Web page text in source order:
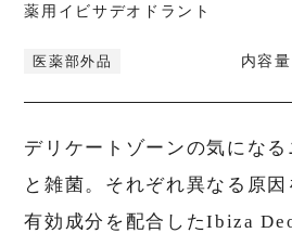
薬用イビサデオドラント
医薬部外品 内容
デリケートゾーンの気にな
と雑菌。それぞれ異なる原
有効成分を配合したIbiza